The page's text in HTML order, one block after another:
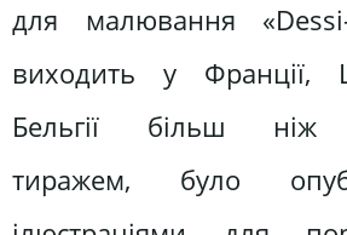
для малювання
виходить у Франції,
Бельгії більш ніж
тиражем, було